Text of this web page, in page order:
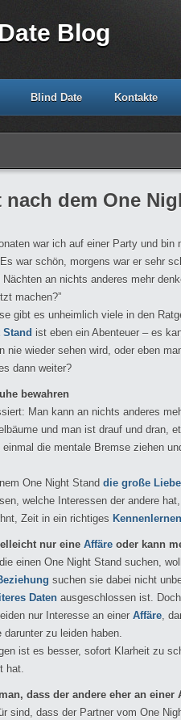
Blog
Blind Date Kontakte
nach dem One
war ich auf einer Party und
war schön, morgens war er sehr
Nächten an nichts anderes mehr
machen?”
gibt es unheimlich viele in den
ist eben ein Abenteuer – es
nie wieder sehen wird, oder eben
dann weiter?
bewahren
Man kann an nichts anderes
und man ist drauf und dran,
einmal die mentale Bremse ziehen
One Night Stand die große Liebe
welche Interessen der andere
Zeit in ein richtiges Kennenlernen
nur eine Affäre oder kann
einen One Night Stand suchen,
suchen sie dabei nicht
Daten ausgeschlossen ist.
nur Interesse an einer Affäre,
darunter zu leiden haben.
ist es besser, sofort Klarheit zu
hat.
dass der andere eher an einer
sind, dass der Partner vom One